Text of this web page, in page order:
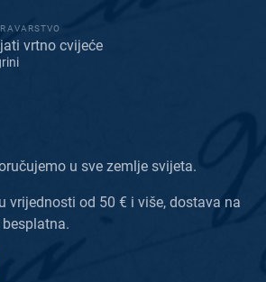
vrtno cvijeće
u sve zemlje svijeta.
vrijednosti od 50 € i više, dostava na